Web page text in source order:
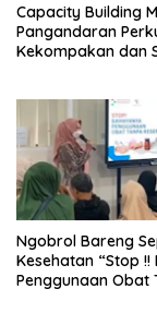
Capacity Building
Pangandaran
Kekompakan dan
Ngobrol Bareng
Kesehatan “Stop
Penggunaan Obat